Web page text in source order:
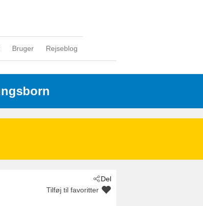
Bruger Rejseblog
Del
Tilføj til favoritter